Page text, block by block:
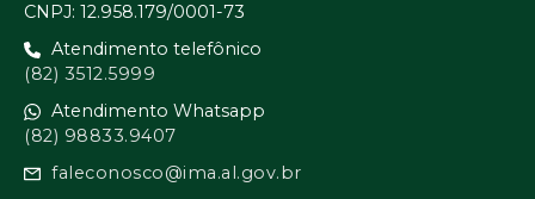
CNPJ: 12.958.179/0001-73
Atendimento telefônico
(82) 3512.5999
Atendimento Whatsapp
(82) 98833.9407
faleconosco@ima.al.gov.br